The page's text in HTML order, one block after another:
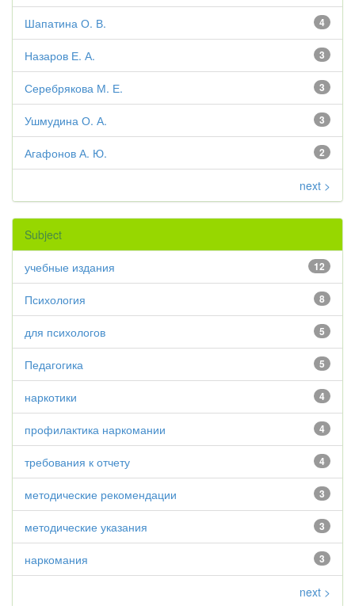
4
Шапатина О. В.
3
Назаров Е. А.
3
Серебрякова М. Е.
3
Ушмудина О. А.
2
Агафонов А. Ю.
next >
Subject
12
учебные издания
8
Психология
5
для психологов
5
Педагогика
4
наркотики
4
профилактика наркомании
4
требования к отчету
3
методические рекомендации
3
методические указания
3
наркомания
next >